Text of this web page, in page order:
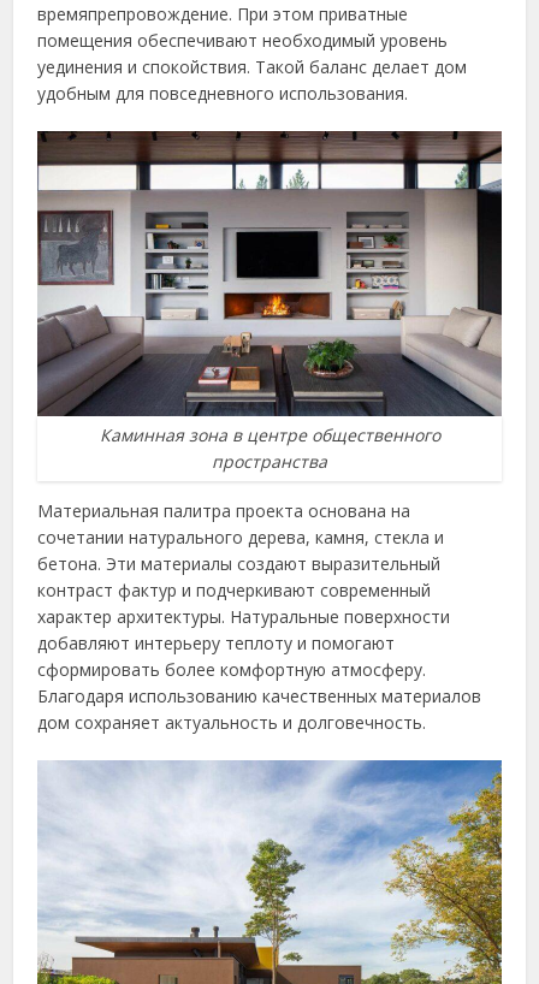
времяпрепровождение. При этом приватные
помещения обеспечивают необходимый уровень
уединения и спокойствия. Такой баланс делает дом
удобным для повседневного использования.
Каминная зона в центре общественного
пространства
Материальная палитра проекта основана на
сочетании натурального дерева, камня, стекла и
бетона. Эти материалы создают выразительный
контраст фактур и подчеркивают современный
характер архитектуры. Натуральные поверхности
добавляют интерьеру теплоту и помогают
сформировать более комфортную атмосферу.
Благодаря использованию качественных материалов
дом сохраняет актуальность и долговечность.